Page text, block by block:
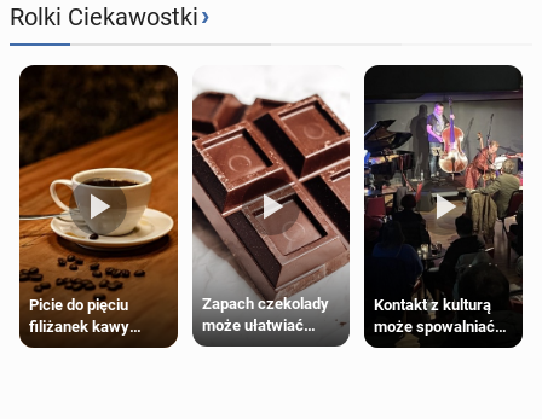
Rolki Ciekawostki›
Picie do pięciu
filiżanek kawy
dziennie jest
Zapach czekolady
może ułatwiać
trening siłowy
Kontakt z kulturą
może spowalniać
starzenie